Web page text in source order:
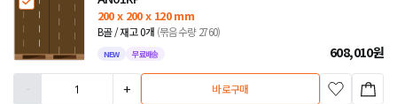
200 x 200 x 120 mm
B골 / 재고 0개 (묶음수량 2760)
NEW 무료배송 608,010원
-
+ 바로구매